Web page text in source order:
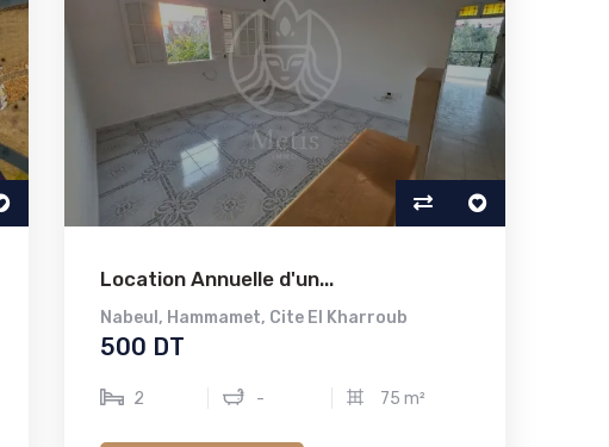
Location Annuelle d'un...
Nabeul , Hammamet, Cite El Kharroub
500 DT
2 - 75 m²